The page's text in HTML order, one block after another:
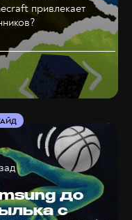
привлекает
до
с